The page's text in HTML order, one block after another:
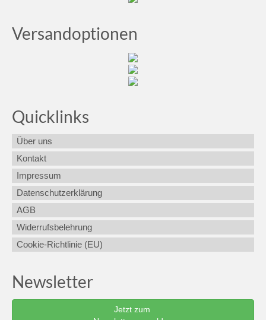
Versandoptionen
Quicklinks
Über uns
Kontakt
Impressum
Datenschutzerklärung
AGB
Widerrufsbelehrung
Cookie-Richtlinie (EU)
Newsletter
Jetzt zum